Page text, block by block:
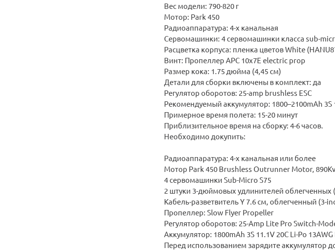
Вес модели: 790-820 г
Мотор: Park 450
Радиоаппаратура: 4-х канальная
Сервомашинки: 4 сервомашинки класса sub-
Расцветка корпуса: пленка цветов White
Винт: Пропеллер APC 10x7E electric prop
Размер кока: 1.75 дюйма (4,45 см)
Детали для сборки включены в комплект: да
Регулятор оборотов: 25-amp brushless ESC
Рекомендуемый аккумулятор: 1800–2100mAh 3S
Примерное время полета: 15-20 минут
Приблизительное время на сборку: 4-6 часов.
Необходимо докупить:
Радиоаппаратура: 4-х канальная или более
Мотор Park 450 Brushless Outrunner Motor,
4 сервомашинки Sub-Micro S75
2 штуки 3-дюймовых удлинителей
Кабель-разветвитель Y 7.6 см, облегченный (3-
Пропеллер: Slow Flyer Propeller
Регулятор оборотов: 25-Amp Lite Pro Switch-
Аккумулятор: 1800mAh 3S 11.1V 20C Li-Po 13AWG
Перед использованием зарядите аккумулятор